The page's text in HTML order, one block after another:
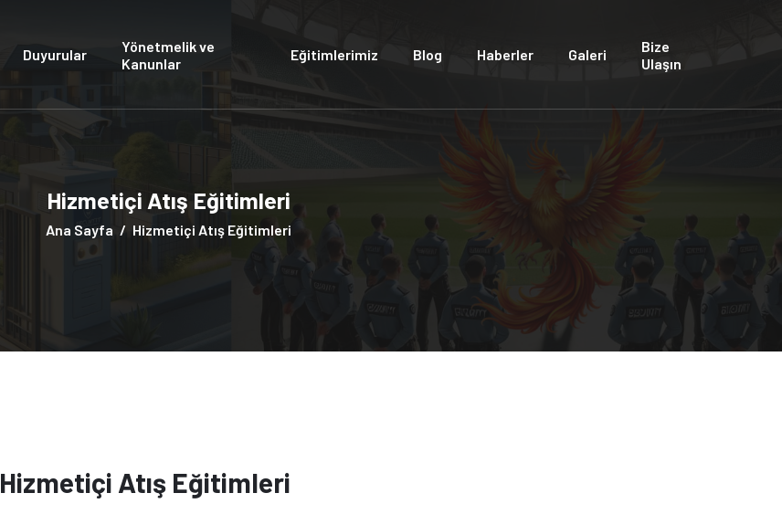
Duyurular
Yönetmelik ve
Kanunlar
Eğitimlerimiz Blog Haberler Galeri
Bize
Ulaşın
Hizmetiçi Atış Eğitimleri
Ana Sayfa Hizmetiçi Atış Eğitimleri
Hizmetiçi Atış Eğitimleri